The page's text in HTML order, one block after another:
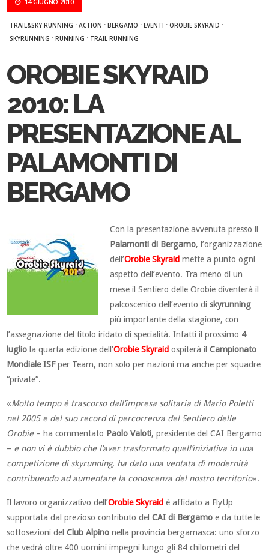
TRAIL&SKY RUNNING ·ACTION ·BERGAMO ·EVENTI ·OROBIE SKYRAID ·
SKYRUNNING ·RUNNING · TRAIL RUNNING
OROBIE SKYRAID
2010: LA
PRESENTAZIONE AL
PALAMONTI DI
BERGAMO
Con la presentazione avvenuta presso il
Palamonti di Bergamo, l’organizzazione
dell’Orobie Skyraid mette a punto ogni
aspetto dell’evento. Tra meno di un
mese il Sentiero delle Orobie diventerà il
palcoscenico dell’evento diskyrunning
più importante della stagione, con
l’assegnazione del titolo iridato di specialità. Infatti il prossimo 4
luglio la quarta edizione dell’Orobie Skyraid ospiterà ilCampionato
Mondiale ISFper Team, non solo per nazioni ma anche per squadre
“private”.
«Molto tempo è trascorso dall’impresa solitaria di Mario Poletti
nel 2005 e del suo record di percorrenza del Sentiero delle
Orobie – ha commentato Paolo Valoti, presidente del CAI Bergamo
– e non vi è dubbio che l’aver trasformato quell’iniziativa in una
competizione di skyrunning, ha dato una ventata di modernità
contribuendo ad aumentare la conoscenza del nostro territorio».
Il lavoro organizzativo dell’Orobie Skyraid è affidato a FlyUp
supportata dal prezioso contributo delCAI di Bergamoe da tutte le
sottosezioni del Club Alpinonella provincia bergamasca: uno sforzo
che vedrà oltre 400 uomini impegni lungo gli 84 chilometri del